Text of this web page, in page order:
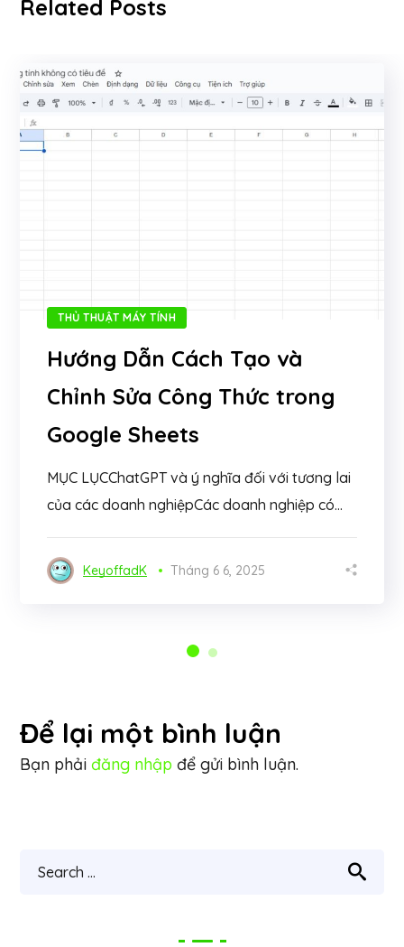
Related Posts
THỦ THUẬT MÁY TÍNH
Hướng Dẫn Cách Tạo và
Chỉnh Sửa Công Thức trong
Google Sheets
MỤC LỤCChatGPT và ý nghĩa đối với tương lai
của các doanh nghiệpCác doanh nghiệp có...
KeyoffadK Tháng 6 6, 2025
Để lại một bình luận
Bạn phảiđăng nhập để gửi bình luận.